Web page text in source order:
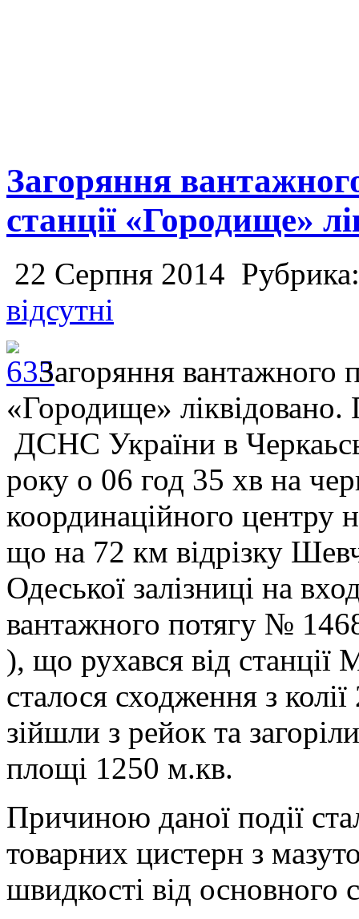
Загоряння
станції «Городище»
22 Серпня 2014
відсутні
Загоряння вантажного
«Городище»
ДСНС України в
року о 06 год 35 хв на
координаційного центру
що на 72 км відрізку
Одеської залізниці на
вантажного потягу №
), що рухався від станції
сталося сходження з
зійшли з рейок та
площі 1250 м.кв.
Причиною даної події
товарних цистерн з
швидкості від основного